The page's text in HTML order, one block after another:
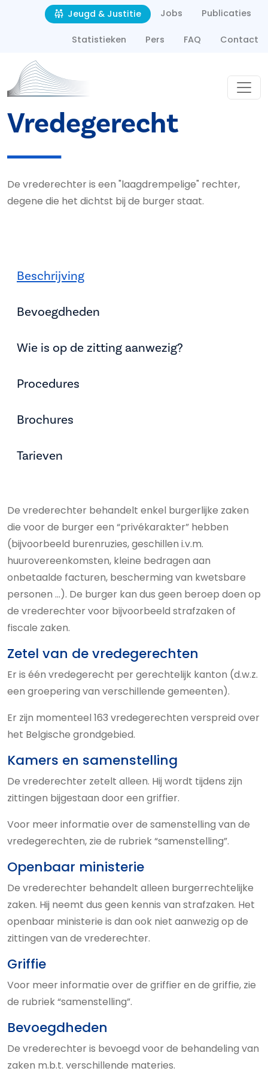
Overslaan en naar de inhoud gaan
Second navigation
Jeugd & Justitie Jobs Publicaties
Statistieken Pers FAQ Contact
Vredegerecht
De vrederechter is een "laagdrempelige" rechter,
degene die het dichtst bij de burger staat.
Beschrijving
Bevoegdheden
Wie is op de zitting aanwezig?
Procedures
Brochures
Tarieven
De vrederechter behandelt enkel burgerlijke zaken
die voor de burger een “privékarakter” hebben
(bijvoorbeeld burenruzies, geschillen i.v.m.
huurovereenkomsten, kleine bedragen aan
onbetaalde facturen, bescherming van kwetsbare
personen ...). De burger kan dus geen beroep doen op
de vrederechter voor bijvoorbeeld strafzaken of
fiscale zaken.
Zetel van de vredegerechten
Er is één vredegerecht per gerechtelijk kanton (d.w.z.
een groepering van verschillende gemeenten).
Er zijn momenteel 163 vredegerechten verspreid over
het Belgische grondgebied.
Kamers en samenstelling
De vrederechter zetelt alleen. Hij wordt tijdens zijn
zittingen bijgestaan door een griffier.
Voor meer informatie over de samenstelling van de
vredegerechten, zie de rubriek “samenstelling”.
Openbaar ministerie
De vrederechter behandelt alleen burgerrechtelijke
zaken. Hij neemt dus geen kennis van strafzaken. Het
openbaar ministerie is dan ook niet aanwezig op de
zittingen van de vrederechter.
Griffie
Voor meer informatie over de griffier en de griffie, zie
de rubriek “samenstelling”.
Bevoegdheden
De vrederechter is bevoegd voor de behandeling van
zaken m.b.t. verschillende materies.